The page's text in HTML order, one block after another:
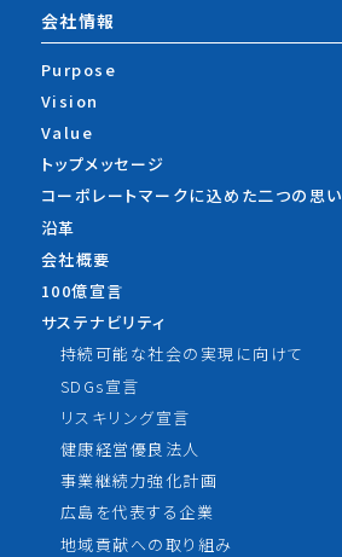
会社情報
Purpose
Vision
Value
トップメッセージ
コーポレートマークに込めた二つの思い
沿革
会社概要
100億宣言
サステナビリティ
持続可能な社会の実現に向けて
SDGs宣言
リスキリング宣言
健康経営優良法人
事業継続力強化計画
広島を代表する企業
地域貢献への取り組み